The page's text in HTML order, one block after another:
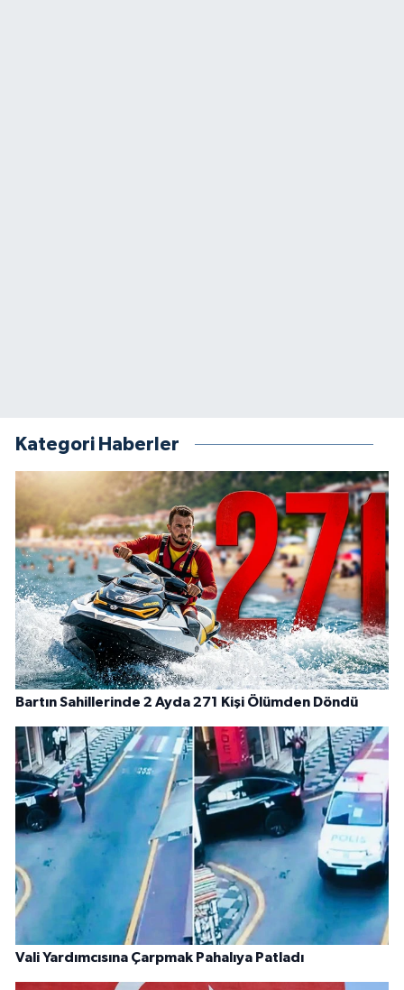
Kategori Haberler
Bartın Sahillerinde 2 Ayda 271 Kişi Ölümden Döndü
Vali Yardımcısına Çarpmak Pahalıya Patladı